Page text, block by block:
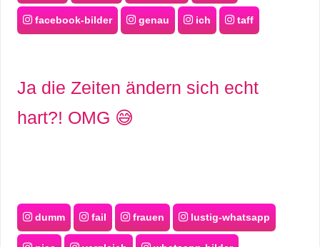
facebook-bilder genau ich taff
Ja die Zeiten ändern sich echt
hart?! OMG 😅
dumm fail frauen lustig-whatsapp